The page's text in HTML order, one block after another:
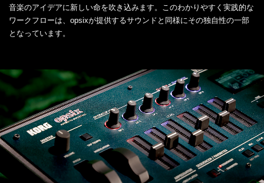
音楽のアイデアに新しい命を吹き込みます。このわかりやすく実践的な
ワークフローは、opsixが提供するサウンドと同様にその独自性の一部
となっています。